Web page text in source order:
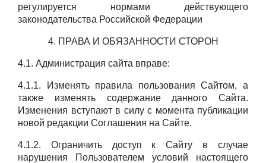
регулируется нормами действующего
законодательства Российской Федерации
4. ПРАВА И ОБЯЗАННОСТИ СТОРОН
4.1. Администрация сайта вправе:
4.1.1. Изменять правила пользования Сайтом, а
также изменять содержание данного Сайта.
Изменения вступают в силу с момента публикации
новой редакции Соглашения на Сайте.
4.1.2. Ограничить доступ к Сайту в случае
нарушения Пользователем условий настоящего